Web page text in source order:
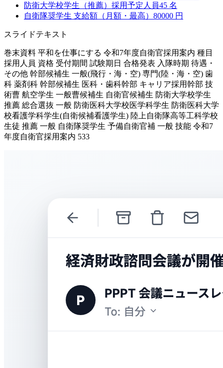
防衛大学校学生（推薦）採用予定人員45 名
自衛隊奨学生 支給額（月額・最高） 80000 円
スライドテキスト
巻末資料 平和を仕事にする 令和7年度自衛官採用案内 種目
採用人員 資格 受付期間 試験期日 合格発表 入隊時期 待遇・
その他 幹部候補生 一般(飛行・海・空) 専門(陸・海・空) 歯
科 薬剤科 幹部候補生 医科・歯科幹部 キャリア採用幹部 技
術曹 航空学生 一般曹候補生 自衛官候補生 防衛大学校学生
推薦 総合選抜 一般 防衛医科大学校医学科学生 防衛医科大学
校看護学科学生(自衛候補看護学生) 陸上自衛隊高等工科学校
生徒 推薦 一般 自衛隊奨学生 予備自衛官補 一般 技能 令和7
年度自衛官採用案内 533